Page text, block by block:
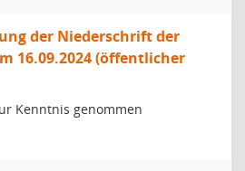
der Niederschrift der
16.09.2024 (öffentlicher
Kenntnis genommen